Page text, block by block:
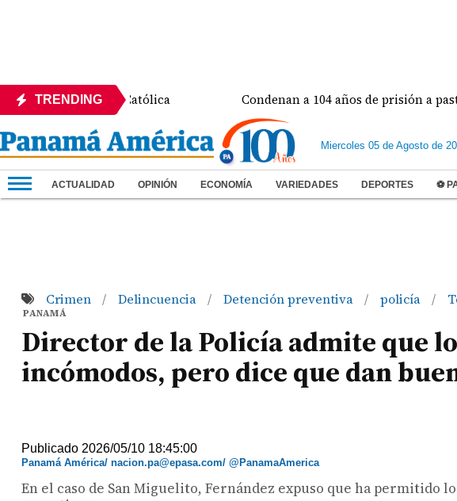
TRENDING
Universidad Católica Condenan a 104 años de prisión a pastor
Miercoles 05 de Agosto de
ACTUALIDAD OPINIÓN ECONOMÍA VARIEDADES DEPORTES ⚽
Crimen / Delincuencia / Detención preventiva / policía /
PANAMÁ
Director de la Policía admite que
incómodos, pero dice que dan
Publicado 2026/05/10 18:45:00
Panamá América/ nacion.pa@epasa.com/ @PanamaAmerica
En el caso de San Miguelito, Fernández expuso que ha permitido